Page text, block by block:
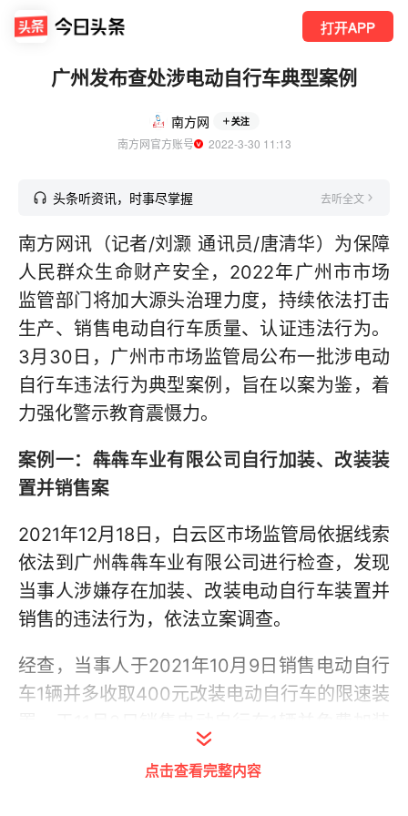
打开APP
广州发布查处涉电动自行车典型案例
南方网 关注
南方网官方账号
  2022-3-30 11:13
头条听资讯，时事尽掌握 去听全文
南方网讯（记者/刘灏 通讯员/唐清华）为保障
人民群众生命财产安全，2022年广州市市场
监管部门将加大源头治理力度，持续依法打击
生产、销售电动自行车质量、认证违法行为。
3月30日，广州市市场监管局公布一批涉电动
自行车违法行为典型案例，旨在以案为鉴，着
力强化警示教育震慑力。
案例一： 犇犇车业有限公司自行加装、改装装
置并销售案
2021年12月18日，白云区市场监管局依据线索
依法到广州犇犇车业有限公司进行检查，发现
当事人涉嫌存在加装、改装电动自行车装置并
销售的违法行为，依法立案调查。
经查，当事人于2021年10月9日销售电动自行
车1辆并多收取400元改装电动自行车的限速装
点击查看完整内容